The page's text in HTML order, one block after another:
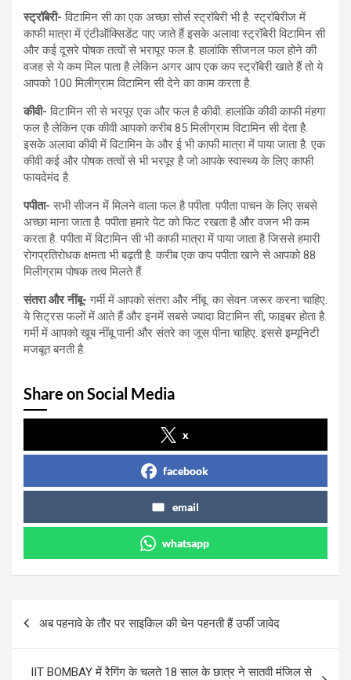
स्ट्रॉबेरी- विटामिन सी का एक अच्छा सोर्स स्ट्रॉबेरी भी है. स्ट्रॉबेरीज में
काफी मात्रा में एंटीऑक्सिडेंट पाए जाते हैं इसके अलावा स्ट्रॉबेरी विटामिन सी
और कई दूसरे पोषक तत्वों से भरापूर फल है. हालांकि सीजनल फल होने की
वजह से ये कम मिल पाता है लेकिन अगर आप एक कप स्ट्रॉबेरी खाते हैं तो ये
आपको 100 मिलीग्राम विटामिन सी देने का काम करता है.
कीवी-विटामिन सी से भरपूर एक और फल है कीवी. हालांकि कीवी काफी मंहगा
फल है लेकिन एक कीवी आपको करीब 85 मिलीग्राम विटामिन सी देता है.
इसके अलावा कीवी में विटामिन के और ई भी काफी मात्रा में पाया जाता है. एक
कीवी कई और पोषक तत्वों से भी भरपूर है जो आपके स्वास्थ्य के लिए काफी
फायदेमंद है.
पपीता- सभी सीजन में मिलने वाला फल है पपीता. पपीता पाचन के लिए सबसे
अच्छा माना जाता है. पपीता हमारे पेट को फिट रखता है और वजन भी कम
करता है. पपीता में विटामिन सी भी काफी मात्रा में पाया जाता है जिससे हमारी
रोगप्रतिरोधक क्षमता भी बढ़ती है. करीब एक कप पपीता खाने से आपको 88
मिलीग्राम पोषक तत्व मिलते हैं.
संतरा और नींबू- गर्मी में आपको संतरा और नींबू का सेवन जरूर करना चाहिए.
ये सिट्रस फलों में आते हैं और इनमें सबसे ज्यादा विटामिन सी, फाइबर होता है.
गर्मी में आपको खूब नींबू पानी और संतरे का जूस पीना चाहिए. इससे इम्यूनिटी
मजबूत बनती है.
Share on Social Media
x
facebook
email
whatsapp
अब पहनावे के तौर पर साइकिल की चेन पहनती हैं उर्फी जावेद
IIT BOMBAY में रैगिंग के चलते 18 साल के छात्र ने सातवी मंजिल से